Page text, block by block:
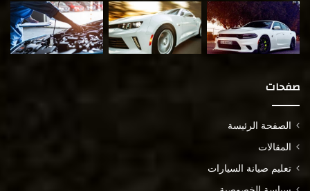
صفحات
الصفحة الرئيسة
المقالات
تعليم صيانة السيارات